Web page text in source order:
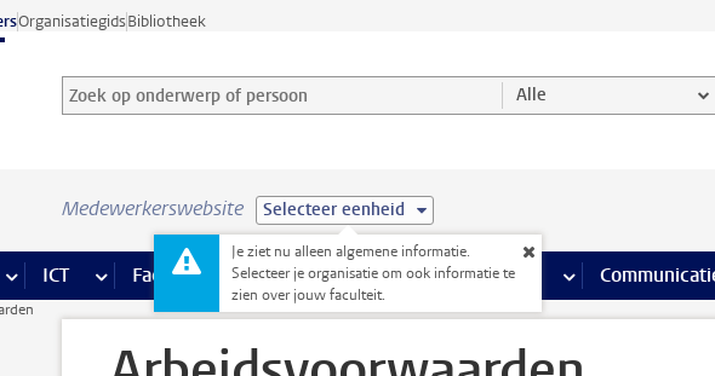
OrganisatiegidsBibliotheek
Zoek op onderwerp of persoon en selecteer categorie
Zoekterm Alle
Medewerkerswebsite Selecteer eenheid
Je ziet nu alleen algemene informatie.
Selecteer je organisatie om ook informatie te
zien over jouw faculteit.
meer Financiën pagina’s
ICT meer ICT pagina’s
Faciliteiten meer Faciliteiten pagina’s
Onderwijs meer Onderwijs pagina’s
Onderzoek meer Onderzoek